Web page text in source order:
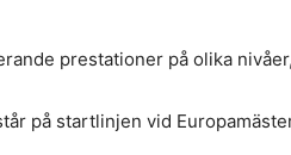
prestationer på olika
på startlinjen vid